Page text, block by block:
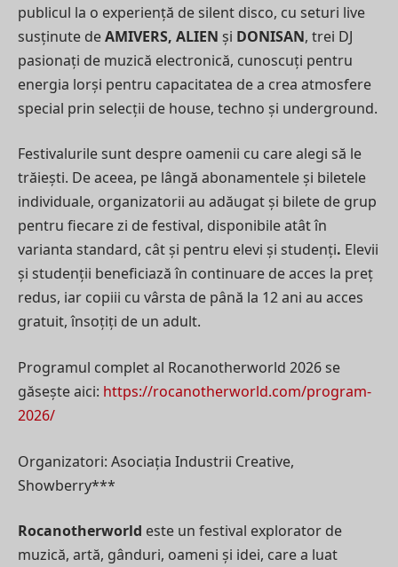
publicul la o experiență de silent disco, cu seturi live
susținute deAMIVERS, ALIEN și DONISAN, trei DJ
pasionați de muzică electronică, cunoscuți pentru
energia lorși pentru capacitatea de a crea atmosfere
special prin selecții de house, techno și underground.
Festivalurile sunt despre oamenii cu care alegi să le
trăiești. De aceea, pe lângă abonamentele și biletele
individuale, organizatorii au adăugat și bilete de grup
pentru fiecare zi de festival, disponibile atât în
varianta standard, cât și pentru elevi și studenți. Elevii
și studenții beneficiază în continuare de acces la preț
redus, iar copiii cu vârsta de până la 12 ani au acces
gratuit, însoțiți de un adult.
Programul complet al Rocanotherworld 2026 se
găsește aici: https://rocanotherworld.com/program-
2026/
Organizatori: Asociația Industrii Creative,
Showberry***
Rocanotherworld este un festival explorator de
muzică, artă, gânduri, oameni și idei, care a luat